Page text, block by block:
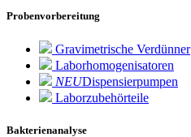
Probenvorbereitung
Gravimetrische Verdünner
Laborhomogenisatoren
NEUDispensierpumpen
Laborzubehörteile
Bakterienanalyse